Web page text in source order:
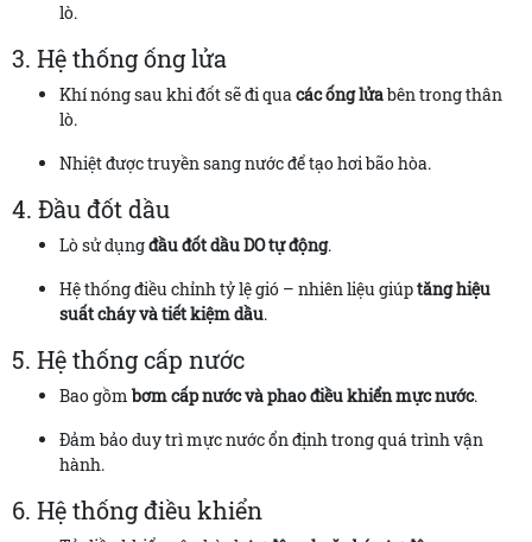
lò.
3. Hệ thống ống lửa
Khí nóng sau khi đốt sẽ đi quacác ống lửabên trong thân
lò.
Nhiệt được truyền sang nước để tạo hơi bão hòa.
4. Đầu đốt dầu
Lò sử dụngđầu đốt dầu DO tự động.
Hệ thống điều chỉnh tỷ lệ gió – nhiên liệu giúptăng hiệu
suất cháy và tiết kiệm dầu.
5. Hệ thống cấp nước
Bao gồm bơm cấp nước và phao điều khiển mực nước.
Đảm bảo duy trì mực nước ổn định trong quá trình vận
hành.
6. Hệ thống điều khiển